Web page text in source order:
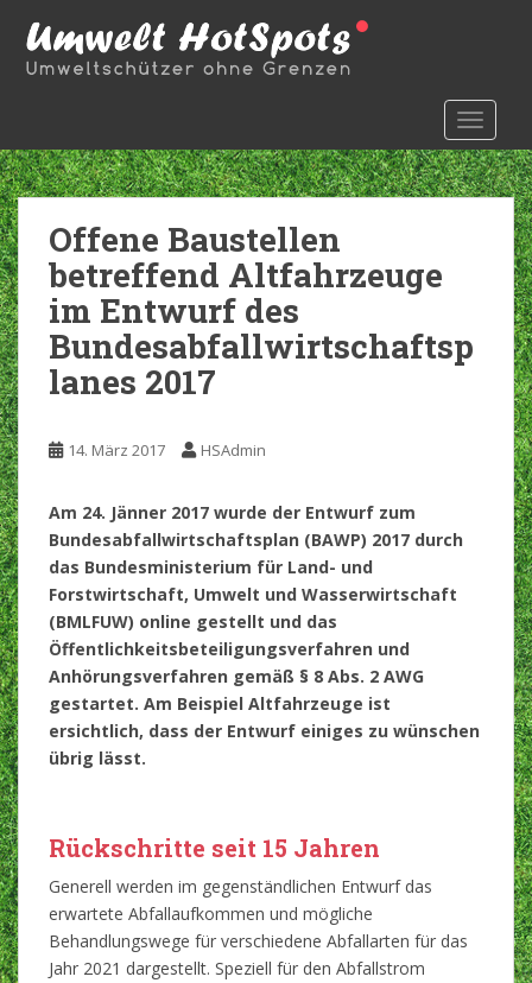
o
m
a
i
n
c
o
n
t
e
n
t
Offene Baustellen
betreffend Altfahrzeuge
im Entwurf des
Bundesabfallwirtschaftsp
lanes 2017
14. März 2017 HSAdmin
Am 24. Jänner 2017 wurde der Entwurf zum
Bundesabfallwirtschaftsplan (BAWP) 2017 durch
das Bundesministerium für Land- und
Forstwirtschaft, Umwelt und Wasserwirtschaft
(BMLFUW) online gestellt und das
Öffentlichkeitsbeteiligungsverfahren und
Anhörungsverfahren gemäß § 8 Abs. 2 AWG
gestartet. Am Beispiel Altfahrzeuge ist
ersichtlich, dass der Entwurf einiges zu wünschen
übrig lässt.
Rückschritte seit 15 Jahren
Generell werden im gegenständlichen Entwurf das
erwartete Abfallaufkommen und mögliche
Behandlungswege für verschiedene Abfallarten für das
Jahr 2021 dargestellt. Speziell für den Abfallstrom